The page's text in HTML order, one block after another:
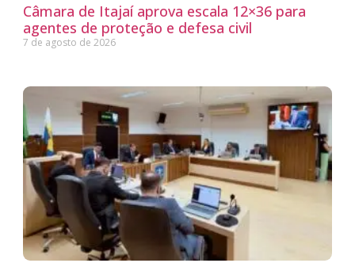
Câmara de Itajaí aprova escala 12×36 para
agentes de proteção e defesa civil
7 de agosto de 2026